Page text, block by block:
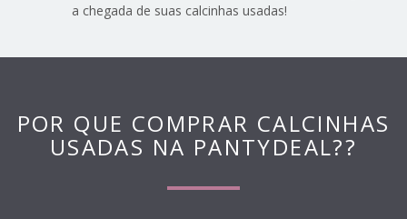
a chegada de suas calcinhas usadas!
POR QUE COMPRAR CALCINHAS
USADAS NA PANTYDEAL??